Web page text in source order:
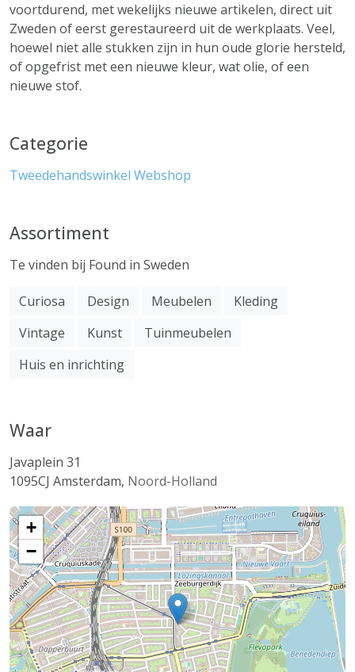
voortdurend, met wekelijks nieuwe artikelen, direct uit
Zweden of eerst gerestaureerd uit de werkplaats. Veel,
hoewel niet alle stukken zijn in hun oude glorie hersteld,
of opgefrist met een nieuwe kleur, wat olie, of een
nieuwe stof.
Categorie
Tweedehandswinkel Webshop
Assortiment
Te vinden bij Found in Sweden
Curiosa Design Meubelen
Kleding
Vintage
Kunst
Tuinmeubelen
Huis en inrichting
Waar
Javaplein 31
1095CJ Amsterdam, Noord-Holland
+
−